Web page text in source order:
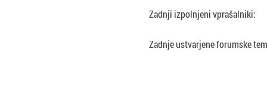
Zadnji izpolnjeni vprašalniki:
Zadnje ustvarjene forumske